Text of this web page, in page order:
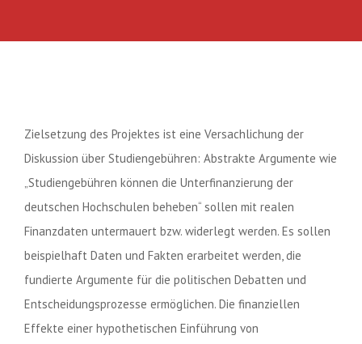
Zielsetzung des Projektes ist eine Versachlichung der
Diskussion über Studiengebühren: Abstrakte Argumente wie
„Studiengebühren können die Unterfinanzierung der
deutschen Hochschulen beheben“ sollen mit realen
Finanzdaten untermauert bzw. widerlegt werden. Es sollen
beispielhaft Daten und Fakten erarbeitet werden, die
fundierte Argumente für die politischen Debatten und
Entscheidungsprozesse ermöglichen. Die finanziellen
Effekte einer hypothetischen Einführung von